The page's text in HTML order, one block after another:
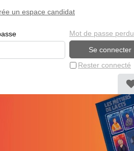
Rester connecté
Mot de passe perdu
un espace candidat